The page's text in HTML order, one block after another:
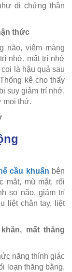
di chứng thần
thức
não, viêm màng
nhớ, mất trí nhớ
là hậu quả sau
kê cho thấy
suy giảm trí nhớ,
mọi thứ.
cầu khuẩn bên
mắt, mù mắt, rối
sọ não, giảm trí
liệt chân tay, liệt
mất thăng
năng thính giác
loạn thăng bằng,